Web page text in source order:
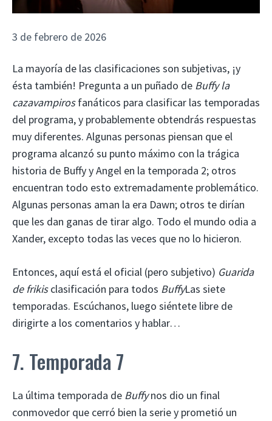
3 de febrero de 2026
La mayoría de las clasificaciones son subjetivas, ¡y
ésta también! Pregunta a un puñado de Buffy la
cazavampirosfanáticos para clasificar las temporadas
del programa, y ​​probablemente obtendrás respuestas
muy diferentes. Algunas personas piensan que el
programa alcanzó su punto máximo con la trágica
historia de Buffy y Angel en la temporada 2; otros
encuentran todo esto extremadamente problemático.
Algunas personas aman la era Dawn; otros te dirían
que les dan ganas de tirar algo. Todo el mundo odia a
Xander, excepto todas las veces que no lo hicieron.
Entonces, aquí está el oficial (pero subjetivo) Guarida
de frikisclasificación para todos BuffyLas siete
temporadas. Escúchanos, luego siéntete libre de
dirigirte a los comentarios y hablar…
7. Temporada 7
La última temporada de Buffynos dio un final
conmovedor que cerró bien la serie y prometió un